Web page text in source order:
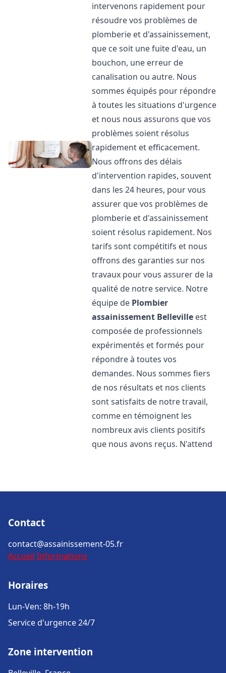
intervenons rapidement pour
résoudre vos problèmes de
plomberie et d'assainissement,
que ce soit une fuite d'eau, un
bouchon, une erreur de
canalisation ou autre. Nous
sommes équipés pour répondre
à toutes les situations d'urgence
et nous nous assurons que vos
problèmes soient résolus
rapidement et efficacement.
Nous offrons des délais
d'intervention rapides, souvent
dans les 24 heures, pour vous
assurer que vos problèmes de
plomberie et d'assainissement
soient résolus rapidement. Nos
tarifs sont compétitifs et nous
offrons des garanties sur nos
travaux pour vous assurer de la
qualité de notre service. Notre
équipe de Plombier
assainissement Belleville est
composée de professionnels
expérimentés et formés pour
répondre à toutes vos
demandes. Nous sommes fiers
de nos résultats et nos clients
sont satisfaits de notre travail,
comme en témoignent les
nombreux avis clients positifs
que nous avons reçus. N'attend
Contact
contact@assainissement-05.fr
Accueil Informations
Horaires
Lun-Ven: 8h-19h
Service d'urgence 24/7
Zone intervention